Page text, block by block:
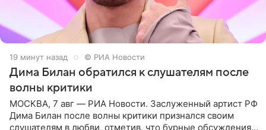
19 минут назад © РИА Новости
Дима Билан обратился к слушателям после
волны критики
МОСКВА, 7 авг — РИА Новости. Заслуженный артист РФ
Дима Билан после волны критики признался своим
слушателям в любви, отметив, что бурные обсуждения